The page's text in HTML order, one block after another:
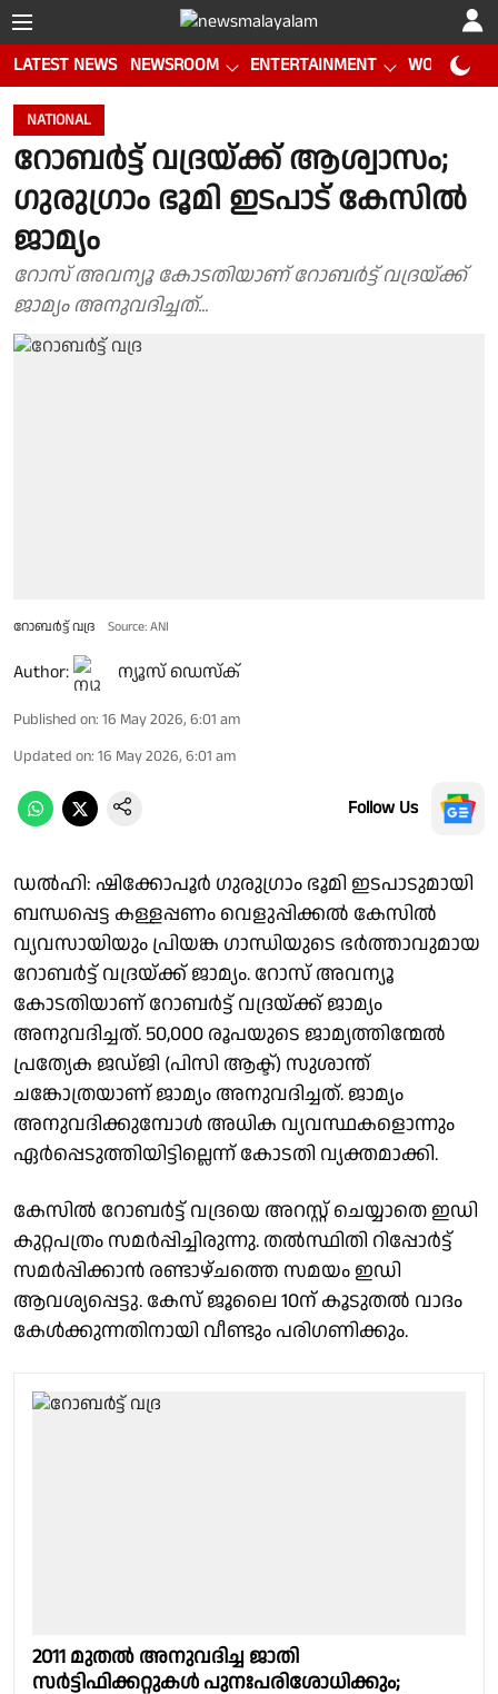
LATEST NEWS NEWSROOM ENTERTAINMENT WORLD CUP
NATIONAL
റോബർട്ട് വദ്രയ്ക്ക് ആശ്വാസം;
ഗുരുഗ്രാം ഭൂമി ഇടപാട് കേസിൽ
ജാമ്യം
റോസ് അവന്യൂ കോടതിയാണ് റോബർട്ട് വദ്രയ്ക്ക്
ജാമ്യം അനുവദിച്ചത്...
റോബർട്ട് വദ്ര Source: ANI
Author: ന്യൂസ് ഡെസ്ക്
Published on: 16 May 2026, 6:01 am
Updated on: 16 May 2026, 6:01 am
Follow Us
ഡൽഹി: ഷിക്കോപൂർ ഗുരുഗ്രാം ഭൂമി ഇടപാടുമായി
ബന്ധപ്പെട്ട കള്ളപ്പണം വെളുപ്പിക്കൽ കേസിൽ
വ്യവസായിയും പ്രിയങ്ക ഗാന്ധിയുടെ ഭർത്താവുമായ
റോബർട്ട് വദ്രയ്ക്ക് ജാമ്യം. റോസ് അവന്യൂ
കോടതിയാണ് റോബർട്ട് വദ്രയ്ക്ക് ജാമ്യം
അനുവദിച്ചത്. 50,000 രൂപയുടെ ജാമ്യത്തിന്മേൽ
പ്രത്യേക ജഡ്ജി (പിസി ആക്ട്) സുശാന്ത്
ചങ്കോത്രയാണ് ജാമ്യം അനുവദിച്ചത്. ജാമ്യം
അനുവദിക്കുമ്പോൾ അധിക വ്യവസ്ഥകളൊന്നും
ഏർപ്പെടുത്തിയിട്ടില്ലെന്ന് കോടതി വ്യക്തമാക്കി.
കേസിൽ റോബർട്ട് വദ്രയെ അറസ്റ്റ് ചെയ്യാതെ ഇഡി
കുറ്റപത്രം സമർപ്പിച്ചിരുന്നു. തൽസ്ഥിതി റിപ്പോർട്ട്
സമർപ്പിക്കാൻ രണ്ടാഴ്ചത്തെ സമയം ഇഡി
ആവശ്യപ്പെട്ടു. കേസ് ജൂലൈ 10ന് കൂടുതൽ വാദം
കേൾക്കുന്നതിനായി വീണ്ടും പരിഗണിക്കും.
2011 മുതൽ അനുവദിച്ച ജാതി
സർട്ടിഫിക്കറ്റുകൾ പുനഃപരിശോധിക്കും;